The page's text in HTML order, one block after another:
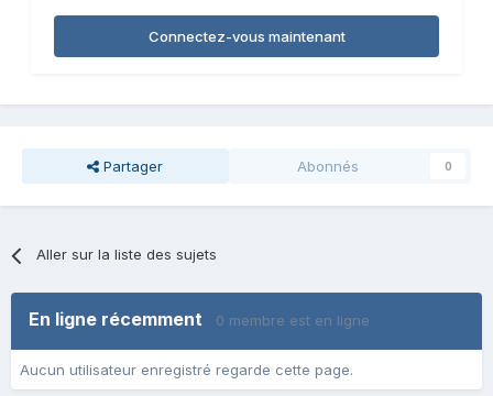
Connectez-vous maintenant
Partager Abonnés 0
Aller sur la liste des sujets
En ligne récemment 0 membre est en ligne
Aucun utilisateur enregistré regarde cette page.